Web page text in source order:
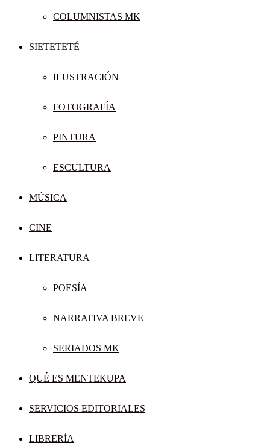
COLUMNISTAS MK
SIETETETÉ
ILUSTRACIÓN
FOTOGRAFÍA
PINTURA
ESCULTURA
MÚSICA
CINE
LITERATURA
POESÍA
NARRATIVA BREVE
SERIADOS MK
QUÉ ES MENTEKUPA
SERVICIOS EDITORIALES
LIBRERÍA